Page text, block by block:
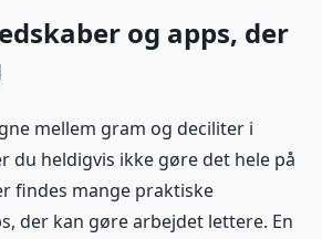
og apps, der
mellem gram og deciliter i
du heldigvis ikke gøre det hele på
findes mange praktiske
der kan gøre arbejdet lettere. En